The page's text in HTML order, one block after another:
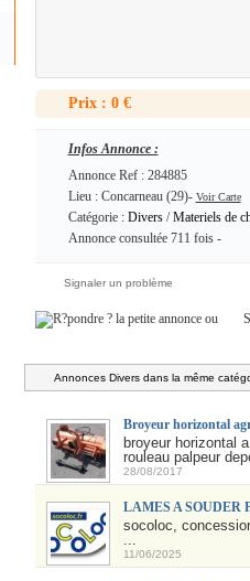
Prix : 0 €
Infos Annonce :
Annonce Ref : 284885
Lieu : Concarneau (29)- Voir Carte
Catégorie : Divers/Materiels de
Annonce consultée 711 fois -
Signaler un problème
ou
Annonces Divers dans la même
Broyeur horizontal
broyeur horizontal
rouleau palpeur
28/08/2017
LAMES A SOUDER
socoloc,
...
11/06/2025